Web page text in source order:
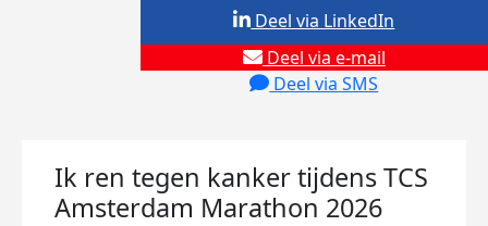
Deel via e-mail
Deel via SMS
Deel via LinkedIn
Ik ren tegen kanker tijdens TCS
Amsterdam Marathon 2026